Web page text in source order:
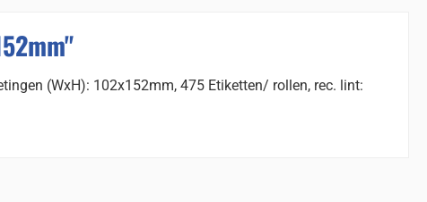
(WxH): 102x152mm, 475 Etiketten/ rollen, rec. lint: